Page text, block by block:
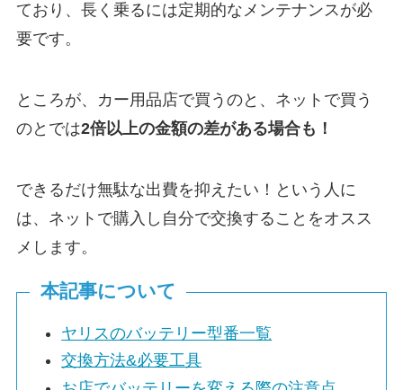
ており、長く乗るには定期的なメンテナンスが必
要です。
ところが、カー用品店で買うのと、ネットで買う
のとでは2倍以上の金額の差がある場合も！
できるだけ無駄な出費を抑えたい！という人に
は、ネットで購入し自分で交換することをオスス
メします。
本記事について
ヤリスのバッテリー型番一覧
交換方法&必要工具